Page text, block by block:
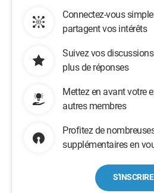
Connectez-vous
partagent vos intérêts
Suivez vos
plus de réponses
Mettez en avant votre
autres membres
Profitez de
supplémentaires en
S'INSCRIRE